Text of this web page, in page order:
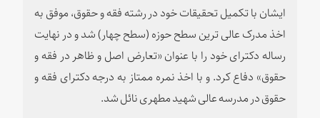
ایشان با تکمیل تحقیقات خود در رشته فقه و حقوق، موفق به
اخذ مدرک عالی ترین سطح حوزه (سطح چهار) شد و در نهایت
رساله دکترای خود را با عنوان «تعارض اصل و ظاهر در فقه و
حقوق» دفاع کرد. و با اخذ نمره ممتاز به درجه دکترای فقه و
حقوق در مدرسه عالی شهید مطهری نائل شد.